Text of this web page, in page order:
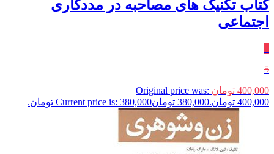
کتاب تکنیک های مصاحبه در مددکاری
اجتماعی
5
400,000 تومان Original price was:
400,000 تومان.
380,000 تومانCurrent price is: 380,000 تومان.